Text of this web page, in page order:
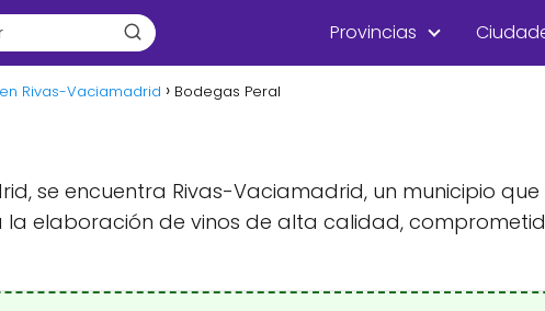
Provincias
Rivas-Vaciamadrid Bodegas Peral
se encuentra Rivas-Vaciamadrid, un municipio
elaboración de vinos de alta calidad,